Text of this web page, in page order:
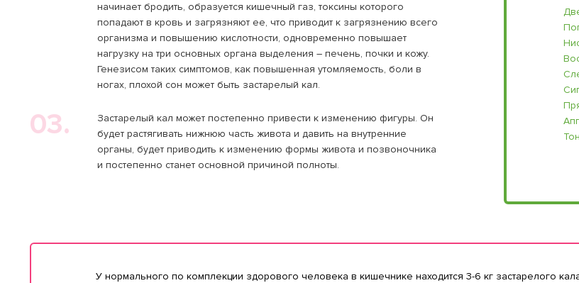
начинает бродить, образуется кишечный газ, токсины которого
попадают в кровь и загрязняют ее, что приводит к загрязнению всего
организма и повышению кислотности, одновременно повышает
нагрузку на три основных органа выделения – печень, почки и кожу.
Генезисом таких симптомов, как повышенная утомляемость, боли в
ногах, плохой сон может быть застарелый кал.
03.
Застарелый кал может постепенно привести к изменению фигуры. Он
будет растягивать нижнюю часть живота и давить на внутренние
органы, будет приводить к изменению формы живота и позвоночника
и постепенно станет основной причиной полноты.
У нормального по комплекции здорового человека в кишечнике находится 3-6 кг застарелого